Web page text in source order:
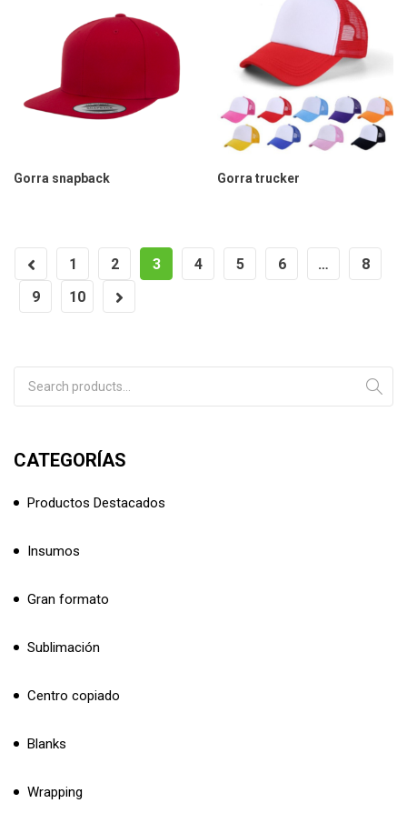
Gorra snapback Gorra trucker
1 2 3 4 5 6 …
8
9
10
CATEGORÍAS
Productos Destacados
Insumos
Gran formato
Sublimación
Centro copiado
Blanks
Wrapping